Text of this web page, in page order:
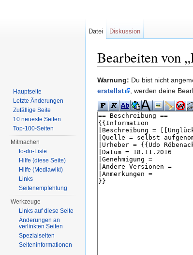
Bearbeiten von
Warnung: Du bist nicht
erstellst
, werden deine
Datei Diskussion
Hauptseite
Letzte Änderungen
Zufällige Seite
10 neueste Seiten
Top-100-Seiten
Mitmachen
to-do-Liste
Hilfe (diese Seite)
Hilfe (Mediawiki)
Links
Seitenempfehlung
Werkzeuge
Links auf diese Seite
Änderungen an
verlinkten Seiten
Spezialseiten
Seiteninformationen